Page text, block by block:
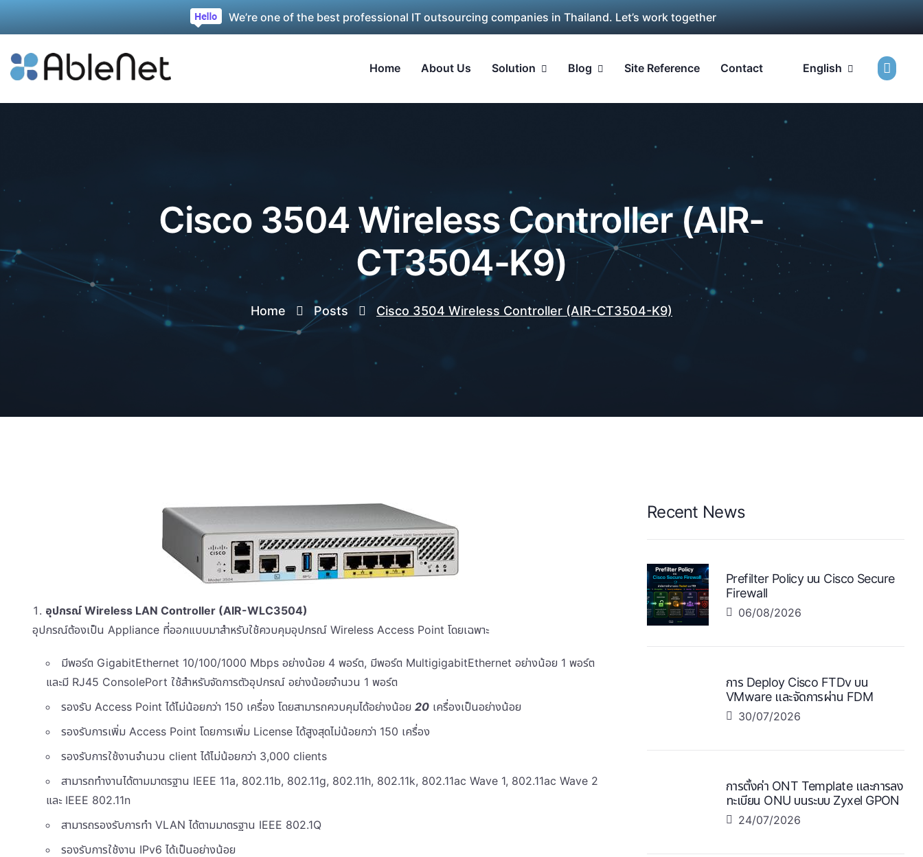
We’re one of the best professional IT outsourcing companies in Thailand. Let’s work together
Home About Us Solution Blog Site Reference Contact English
Cisco 3504 Wireless Controller (AIR-
CT3504-K9)
Home Posts Cisco 3504 Wireless Controller (AIR-CT3504-K9)
อุปกรณ์ Wireless LAN Controller (AIR-WLC3504)
อุปกรณ์ต้องเป็น Appliance ที่ออกแบบมาสำหรับใช้ควบคุมอุปกรณ์ Wireless Access Point โดยเฉพาะ
มีพอร์ต GigabitEthernet 10/100/1000 Mbps อย่างน้อย 4 พอร์ต, มีพอร์ต MultigigabitEthernet อย่างน้อย 1 พอร์ต
และมี RJ45 ConsolePort ใช้สำหรับจัดการตัวอุปกรณ์ อย่างน้อยจำนวน 1 พอร์ต
รองรับ Access Point ได้ไม่น้อยกว่า 150 เครื่อง โดยสามารถควบคุมได้อย่างน้อย 20 เครื่องเป็นอย่างน้อย
รองรับการเพิ่ม Access Point โดยการเพิ่ม License ได้สูงสุดไม่น้อยกว่า 150 เครื่อง
รองรับการใช้งานจำนวน client ได้ไม่น้อยกว่า 3,000 clients
สามารถทำงานได้ตามมาตรฐาน IEEE 11a, 802.11b, 802.11g, 802.11h, 802.11k, 802.11ac Wave 1, 802.11ac Wave 2
และ IEEE 802.11n
สามารถรองรับการทำ VLAN ได้ตามมาตรฐาน IEEE 802.1Q
รองรับการใช้งาน IPv6 ได้เป็นอย่างน้อย
Recent News
Prefilter Policy บน Cisco Secure
Firewall
06/08/2026
การ Deploy Cisco FTDv บน
VMware และจัดการผ่าน FDM
30/07/2026
การตั้งค่า ONT Template และการลง
ทะเบียน ONU บนระบบ Zyxel GPON
24/07/2026